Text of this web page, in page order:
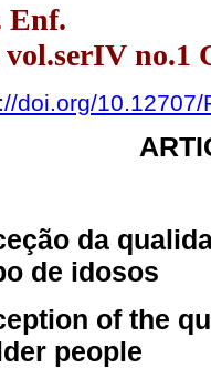
Enf.
vol.serIV no.1
doi.org/10.12707/
da
de idosos
of the
people